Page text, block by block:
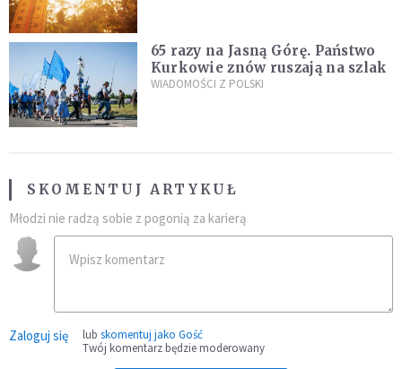
65 razy na Jasną Górę. Państwo
Kurkowie znów ruszają na szlak
WIADOMOŚCI Z POLSKI
SKOMENTUJ ARTYKUŁ
Młodzi nie radzą sobie z pogonią za karierą
Zaloguj się lub skomentuj jako Gość
Twój komentarz będzie moderowany